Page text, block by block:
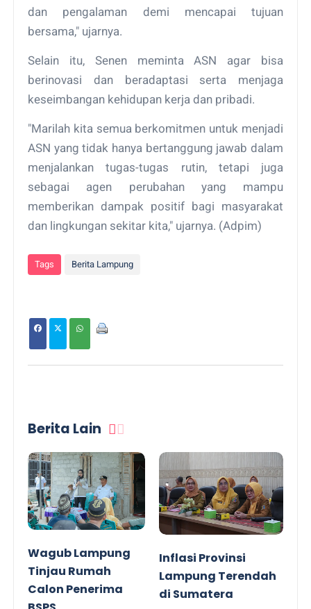
dan pengalaman demi mencapai tujuan
bersama," ujarnya.
Selain itu, Senen meminta ASN agar bisa
berinovasi dan beradaptasi serta menjaga
keseimbangan kehidupan kerja dan pribadi.
"Marilah kita semua berkomitmen untuk menjadi
ASN yang tidak hanya bertanggung jawab dalam
menjalankan tugas-tugas rutin, tetapi juga
sebagai agen perubahan yang mampu
memberikan dampak positif bagi masyarakat
dan lingkungan sekitar kita," ujarnya. (Adpim)
Tags Berita Lampung
Berita Lain
Wagub Lampung
Tinjau Rumah
Calon Penerima
Inflasi Provinsi
Lampung Terendah
di Sumatera